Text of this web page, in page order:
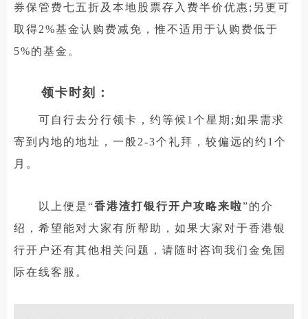
券保管费七五折及本地股票存入费半价优惠;另更可
取得2%基金认购费减免，惟不适用于认购费低于
5%的基金。
领卡时刻：
可自行去分行领卡，约等候1个星期;如果需求
寄到内地的地址，一般2-3个礼拜，较偏远的约1个
月。
以上便是“香港渣打银行开户攻略来啦”的介
绍，希望能对大家有所帮助，如果大家对于香港银
行开户还有其他相关问题，请随时咨询我们金兔国
际在线客服。